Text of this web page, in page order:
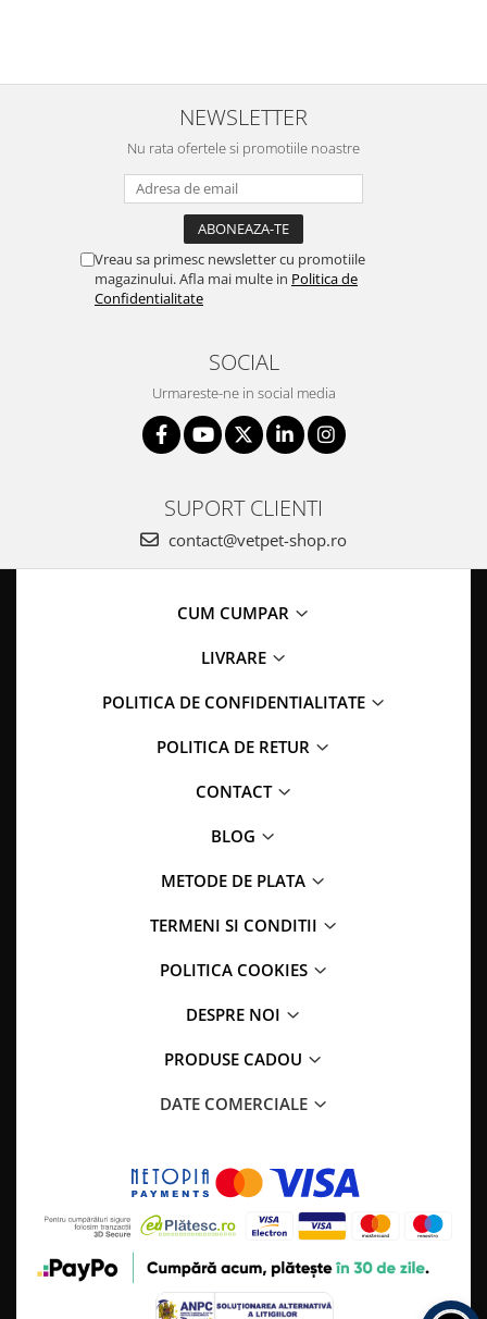
NEWSLETTER
Nu rata ofertele si promotiile noastre
Vreau sa primesc newsletter cu promotiile
magazinului. Afla mai multe in Politica de
Confidentialitate
SOCIAL
Urmareste-ne in social media
SUPORT CLIENTI
contact@vetpet-shop.ro
CUM CUMPAR
LIVRARE
POLITICA DE CONFIDENTIALITATE
POLITICA DE RETUR
CONTACT
BLOG
METODE DE PLATA
TERMENI SI CONDITII
POLITICA COOKIES
DESPRE NOI
PRODUSE CADOU
DATE COMERCIALE